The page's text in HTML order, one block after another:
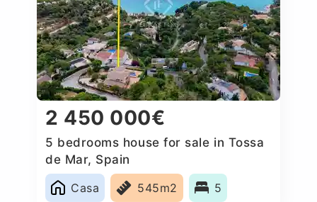
2 450 000€
5 bedrooms house for sale in Tossa
de Mar, Spain
Casa
545m2 5